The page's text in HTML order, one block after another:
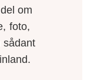
om
foto,
sådant